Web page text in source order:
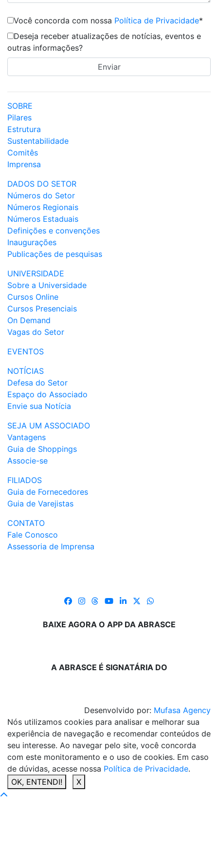
Você concorda com nossa Política de Privacidade*
Deseja receber atualizações de notícias, eventos e
outras informações?
SOBRE
Pilares
Estrutura
Sustentabilidade
Comitês
Imprensa
DADOS DO SETOR
Números do Setor
Números Regionais
Números Estaduais
Definições e convenções
Inaugurações
Publicações de pesquisas
UNIVERSIDADE
Sobre a Universidade
Cursos Online
Cursos Presenciais
On Demand
Vagas do Setor
EVENTOS
NOTÍCIAS
Defesa do Setor
Espaço do Associado
Envie sua Notícia
SEJA UM ASSOCIADO
Vantagens
Guia de Shoppings
Associe-se
FILIADOS
Guia de Fornecedores
Guia de Varejistas
CONTATO
Fale Conosco
Assessoria de Imprensa
BAIXE AGORA O APP DA ABRASCE
A ABRASCE É SIGNATÁRIA DO
Desenvolvido por: Mufasa Agency
Nós utilizamos cookies para analisar e melhorar sua
experiência de navegação e recomendar conteúdos de
seu interesse. Ao navegar pelo site, você concorda
com este monitoramento e o uso de cookies. Em caso
de dúvidas, acesse nossa Política de Privacidade.
OK, ENTENDI!
X